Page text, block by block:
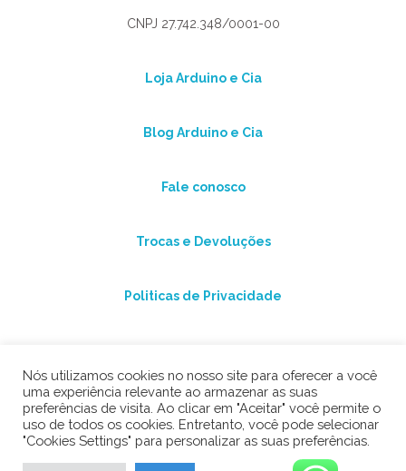
CNPJ 27.742.348/0001-00
Loja Arduino e Cia
Blog Arduino e Cia
Fale conosco
Trocas e Devoluções
Politicas de Privacidade
Nós utilizamos cookies no nosso site para oferecer a você
uma experiência relevante ao armazenar as suas
preferências de visita. Ao clicar em "Aceitar" você permite o
uso de todos os cookies. Entretanto, você pode selecionar
"Cookies Settings" para personalizar as suas preferências.